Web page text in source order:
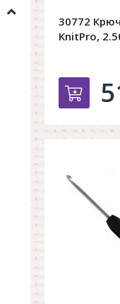
30772
KnitPro,